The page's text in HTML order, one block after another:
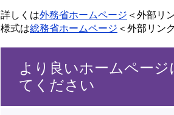
詳しくは外務省ホームページ ＜外部リ
様式は総務省ホームページ ＜外部リン
より良いホームペー
てください